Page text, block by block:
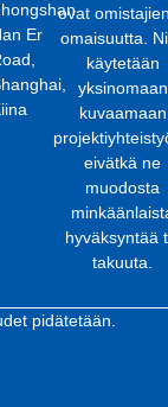
Er
ovat
omaisuutta.
käytetään
yksinomaan
kuvaamaan
eivätkä ne
muodosta
hyväksyntää
takuuta.
pidätetään.